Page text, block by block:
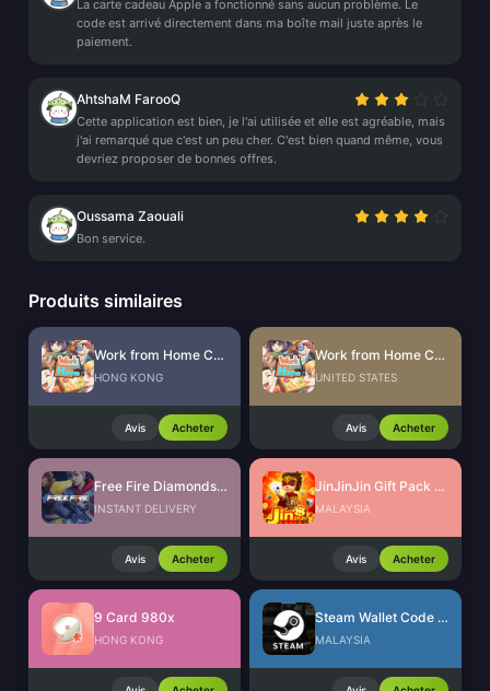
La carte cadeau Apple a fonctionné sans aucun problème. Le
code est arrivé directement dans ma boîte mail juste après le
paiement.
AhtshaM FarooQ
Cette application est bien, je l'ai utilisée et elle est agréable, mais
j'ai remarqué que c'est un peu cher. C'est bien quand même, vous
devriez proposer de bonnes offres.
Oussama Zaouali
Bon service.
Produits similaires
Work from Home CdKey (HK)
HONG KONG
Avis Acheter
Work from Home CdKey (US)
UNITED STATES
Avis Acheter
Free Fire Diamonds EU + TR
INSTANT DELIVERY
Avis Acheter
JinJinJin Gift Pack Redeem Code
MALAYSIA
Avis Acheter
9 Card 980x
HONG KONG
Steam Wallet Code (MYR)
MALAYSIA